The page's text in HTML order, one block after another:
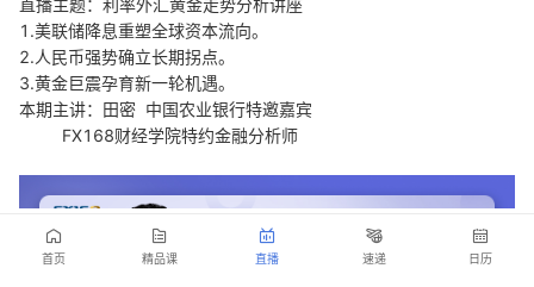
1.美联储降息重塑全球资本流向。
2.人民币强势确立长期拐点。
3.黄金巨震孕育新一轮机遇。
本期主讲：田密 中国农业银行特邀嘉宾
FX168财经学院特约金融分析师
首页 精品课 直播 速递 日历